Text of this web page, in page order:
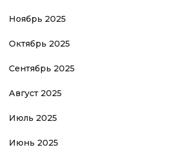
Ноябрь 2025
Октябрь 2025
Сентябрь 2025
Август 2025
Июль 2025
Июнь 2025